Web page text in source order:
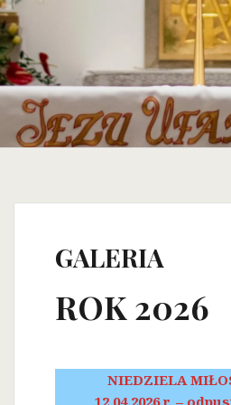
GALERIA
ROK 2026
NIEDZIELA
12.04.2026 r. –